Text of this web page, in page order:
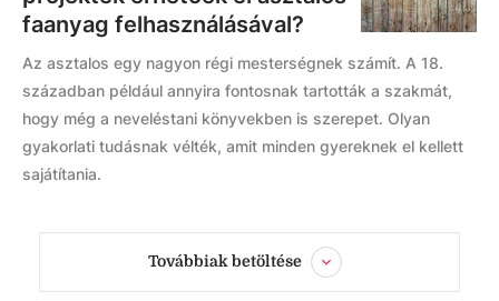
faanyag felhasználásával?
Az asztalos egy nagyon régi mesterségnek számít. A 18.
században például annyira fontosnak tartották a szakmát,
hogy még a neveléstani könyvekben is szerepet. Olyan
gyakorlati tudásnak vélték, amit minden gyereknek el kellett
sajátítania.
Továbbiak betöltése